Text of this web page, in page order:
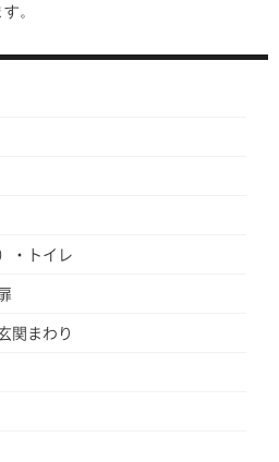
。
・トイレ
関まわり